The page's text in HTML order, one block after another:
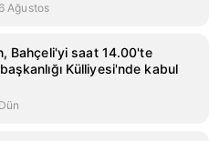
6 Ağustos
Bahçeli'yi saat 14.00'te
Külliyesi'nde kabul
Dün